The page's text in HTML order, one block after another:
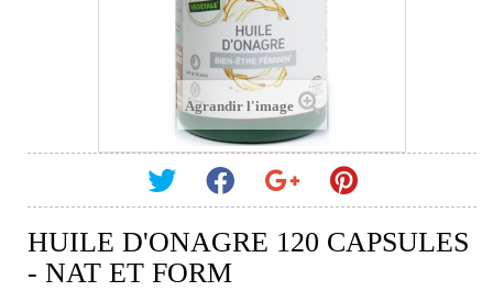
Agrandir l'image
HUILE D'ONAGRE 120 CAPSULES
- NAT ET FORM